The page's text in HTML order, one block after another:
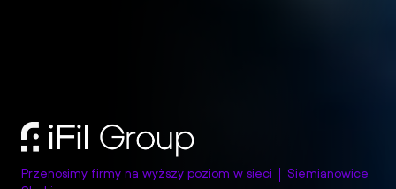
Przenosimy firmy na wyższy poziom w sieci
Siemianowice